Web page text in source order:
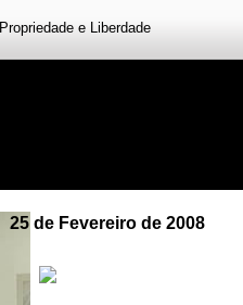
Propriedade e Liberdade
25 de Fevereiro de 2008